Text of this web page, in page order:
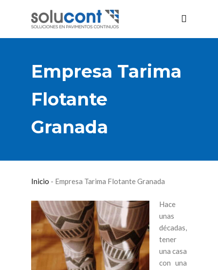
Empresa Tarima
Flotante
Granada
Inicio - Empresa Tarima Flotante Granada
Hace
unas
décadas,
tener
una casa
con una